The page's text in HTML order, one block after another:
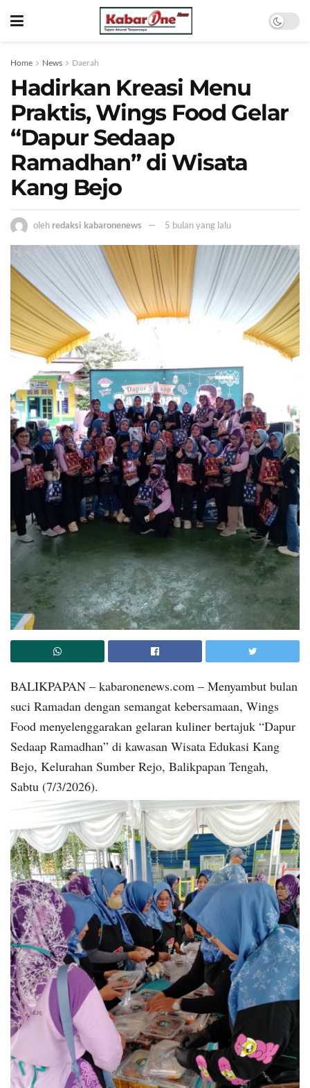
Home News Daerah
Hadirkan Kreasi Menu
Praktis, Wings Food Gelar
“Dapur Sedaap
Ramadhan” di Wisata
Kang Bejo
oleh redaksi kabaronenews 5 bulan yang lalu
BALIKPAPAN – kabaronenews.com – Menyambut bulan
suci Ramadan dengan semangat kebersamaan, Wings
Food menyelenggarakan gelaran kuliner bertajuk “Dapur
Sedaap Ramadhan” di kawasan Wisata Edukasi Kang
Bejo, Kelurahan Sumber Rejo, Balikpapan Tengah,
Sabtu (7/3/2026).